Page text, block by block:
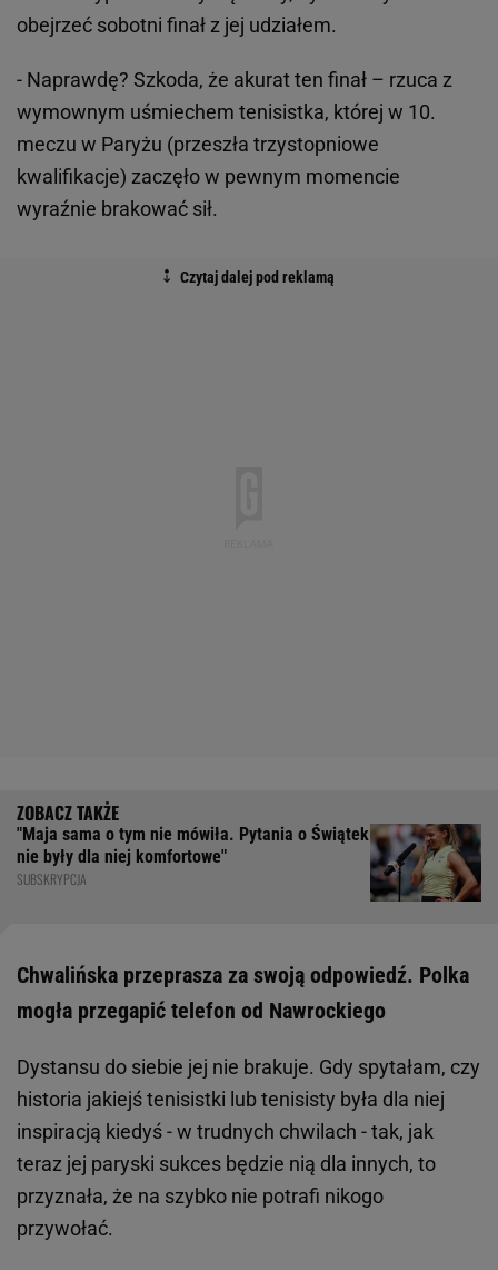
obejrzeć sobotni finał z jej udziałem.
- Naprawdę? Szkoda, że akurat ten finał – rzuca z
wymownym uśmiechem tenisistka, której w 10.
meczu w Paryżu (przeszła trzystopniowe
kwalifikacje) zaczęło w pewnym momencie
wyraźnie brakować sił.
"Maja sama o tym nie mówiła. Pytania o Świątek
nie były dla niej komfortowe"
SUBSKRYPCJA
Chwalińska przeprasza za swoją odpowiedź. Polka
mogła przegapić telefon od Nawrockiego
Dystansu do siebie jej nie brakuje. Gdy spytałam, czy
historia jakiejś tenisistki lub tenisisty była dla niej
inspiracją kiedyś - w trudnych chwilach - tak, jak
teraz jej paryski sukces będzie nią dla innych, to
przyznała, że na szybko nie potrafi nikogo
przywołać.